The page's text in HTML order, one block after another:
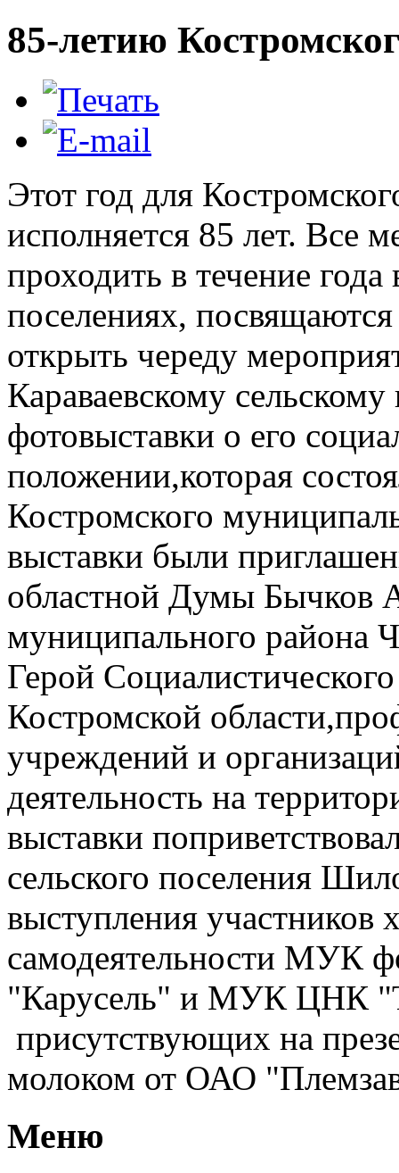
85-летию
Этот год для
исполняется 85 лет. Все
проходить в течение
поселениях,
открыть череду
Караваевскому
фотовыставки о его
положении,которая
Костромского
выставки были
областной Думы Бычков
муниципального
Герой
Костромской
учреждений и
деятельность на
выставки
сельского поселения
выступления участников
самодеятельности МУК
"Карусель" и МУК ЦНК
присутствующих на
молоком от ОАО
Меню